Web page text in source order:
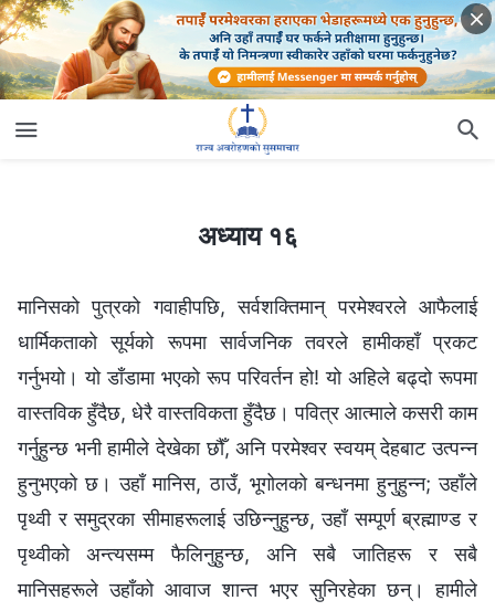
अध्याय १६
मानिसको पुत्रको गवाहीपछि, सर्वशक्तिमान् परमेश्‍वरले आफैलाई
धार्मिकताको सूर्यको रूपमा सार्वजनिक तवरले हामीकहाँ प्रकट
गर्नुभयो। यो डाँडामा भएको रूप परिवर्तन हो! यो अहिले बढ्दो रूपमा
वास्तविक हुँदैछ, धेरै वास्तविकता हुँदैछ। पवित्र आत्माले कसरी काम
गर्नुहुन्छ भनी हामीले देखेका छौँ, अनि परमेश्‍वर स्वयम्‌ देहबाट उत्पन्न
हुनुभएको छ। उहाँ मानिस, ठाउँ, भूगोलको बन्धनमा हुनुहुन्‍न; उहाँले
पृथ्वी र समुद्रका सीमाहरूलाई उछिन्नुहुन्छ, उहाँ सम्पूर्ण ब्रह्माण्ड र
पृथ्वीको अन्त्यसम्म फैलिनुहुन्छ, अनि सबै जातिहरू र सबै
मानिसहरूले उहाँको आवाज शान्त भएर सुनिरहेका छन्। हामीले